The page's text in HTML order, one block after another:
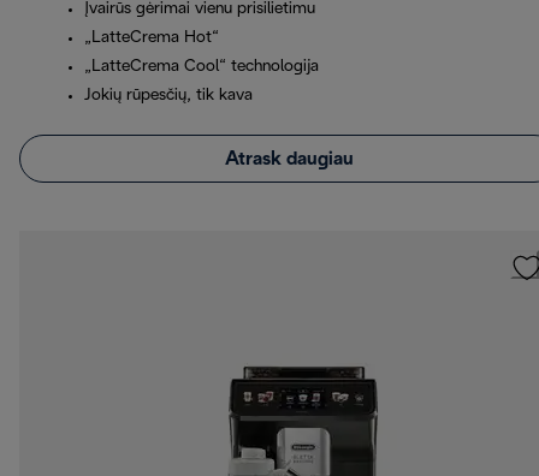
Įvairūs gėrimai vienu prisilietimu
„LatteCrema Hot“
„LatteCrema Cool“ technologija
Jokių rūpesčių, tik kava
Atrask daugiau